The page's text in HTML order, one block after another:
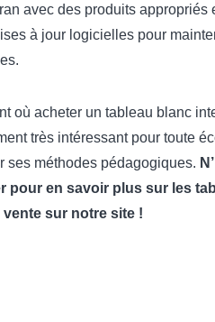
avec des produits appropriés
à jour logicielles pour
où acheter un tableau blanc
très intéressant pour toute
ses méthodes pédagogiques.
pour en savoir plus sur les
sur notre site !